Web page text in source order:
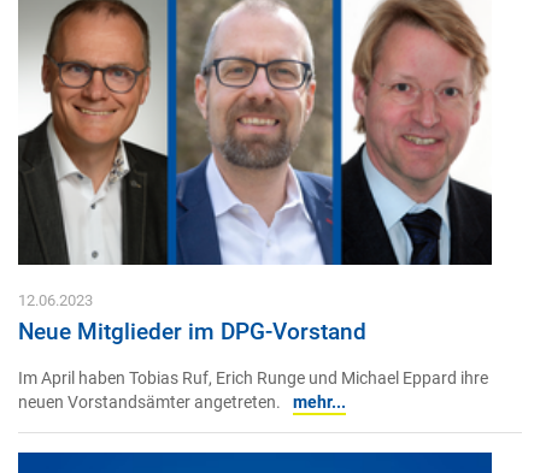
12.06.2023
Neue Mitglieder im DPG-Vorstand
Im April haben Tobias Ruf, Erich Runge und Michael Eppard ihre
neuen Vorstandsämter angetreten.
mehr...